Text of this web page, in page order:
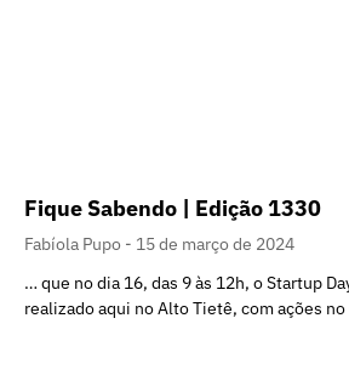
Fique Sabendo | Edição 1330
Fabíola Pupo
15 de março de 2024
… que no dia 16, das 9 às 12h, o Startup
realizado aqui no Alto Tietê, com ações